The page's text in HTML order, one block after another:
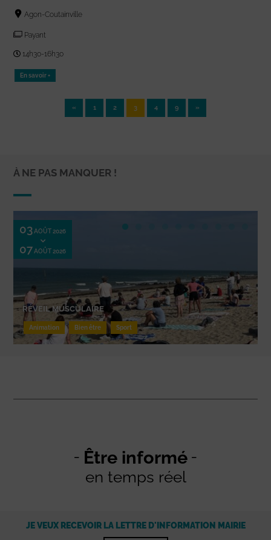
Agon-Coutainville
Payant
14h30-16h30
En savoir +
« 1 2 3 4 9 »
À NE PAS MANQUER !
03 AOÛT 2026
07 AOÛT 2026
RÉVEIL MUSCULAIRE
Animation Bien être Sport
Être informé
en temps réel
JE VEUX RECEVOIR LA LETTRE D'INFORMATION MAIRIE